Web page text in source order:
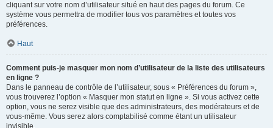
cliquant sur votre nom d’utilisateur situé en haut des pages du forum. Ce
système vous permettra de modifier tous vos paramètres et toutes vos
préférences.
Haut
Comment puis-je masquer mon nom d’utilisateur de la liste des utilisateurs
en ligne ?
Dans le panneau de contrôle de l’utilisateur, sous « Préférences du forum »,
vous trouverez l’option « Masquer mon statut en ligne ». Si vous activez cette
option, vous ne serez visible que des administrateurs, des modérateurs et de
vous-même. Vous serez alors comptabilisé comme étant un utilisateur
invisible.